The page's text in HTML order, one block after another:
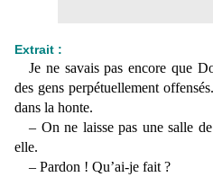
Extrait :
Je ne savais pas encore que
des gens perpétuellement
dans la honte.
– On ne laisse pas une salle
elle.
– Pardon ! Qu’ai-je fait ?